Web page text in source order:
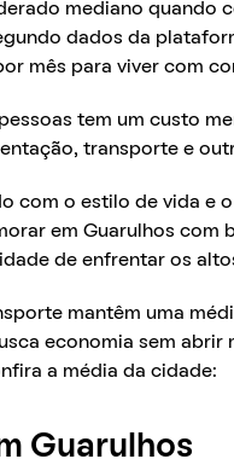
mediano quando
dados da
mês para viver com
tem um custo
transporte e
com o estilo de vida e
em Guarulhos com
de enfrentar os
mantêm uma
economia sem abrir
a média da cidade:
Guarulhos